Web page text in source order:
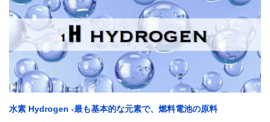
水素 Hydrogen -最も基本的な元素で、燃料電池の原料